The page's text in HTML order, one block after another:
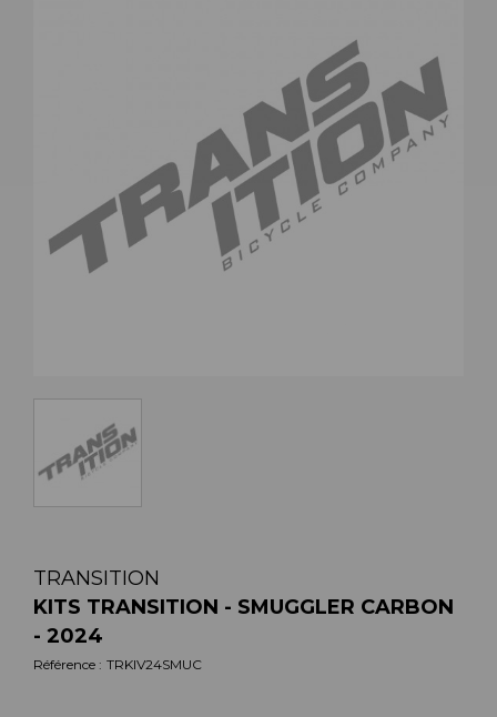
TRANSITION
KITS TRANSITION - SMUGGLER CARBON
- 2024
Référence : TRKIV24SMUC